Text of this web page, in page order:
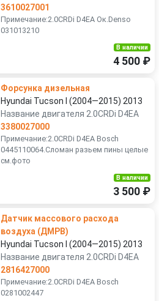
3610027001
Примечание:2.0CRDi D4EA Ок.Denso
031013210
В наличии
4 500 ₽
Форсунка дизельная
Hyundai Tucson I (2004—2015) 2013
Название двигателя 2.0CRDi D4EA
3380027000
Примечание:2.0CRDi D4EA Bosch
0445110064.Сломан разьем пины целые
см.фото
В наличии
3 500 ₽
Датчик массового расхода
воздуха (ДМРВ)
Hyundai Tucson I (2004—2015) 2013
Название двигателя 2.0CRDi D4EA
2816427000
Примечание:2.0CRDi D4EA Bosch
0281002447